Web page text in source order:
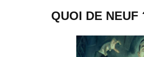
QUOI DE NEUF